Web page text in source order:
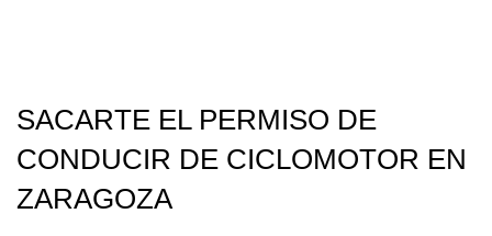
SACARTE EL PERMISO DE
CONDUCIR DE CICLOMOTOR EN
ZARAGOZA